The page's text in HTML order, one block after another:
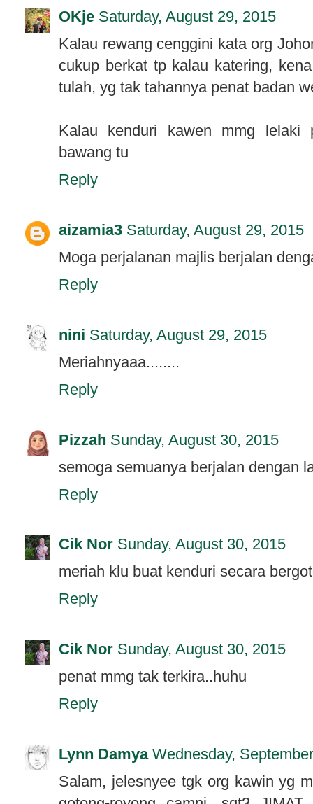
OKje Saturday, August 29, 2015
Kalau rewang cenggini kata org
cukup berkat tp kalau katering,
tulah, yg tak tahannya penat badan
Kalau kenduri kawen mmg lelaki
bawang tu
Reply
aizamia3 Saturday, August 29, 2015
Moga perjalanan majlis berjalan
Reply
nini Saturday, August 29, 2015
Meriahnyaaa........
Reply
Pizzah Sunday, August 30, 2015
semoga semuanya berjalan dengan
Reply
Cik Nor Sunday, August 30, 2015
meriah klu buat kenduri secara
Reply
Cik Nor Sunday, August 30, 2015
penat mmg tak terkira..huhu
Reply
Lynn Damya Wednesday,
Salam, jelesnyee tgk org kawin yg